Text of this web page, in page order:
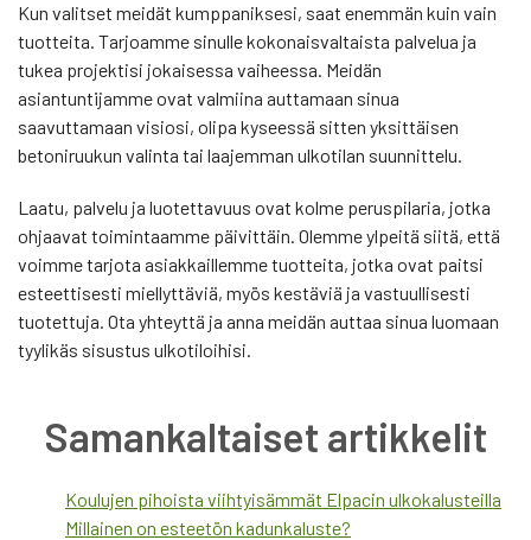
Kun valitset meidät kumppaniksesi, saat enemmän kuin vain
tuotteita. Tarjoamme sinulle kokonaisvaltaista palvelua ja
tukea projektisi jokaisessa vaiheessa. Meidän
asiantuntijamme ovat valmiina auttamaan sinua
saavuttamaan visiosi, olipa kyseessä sitten yksittäisen
betoniruukun valinta tai laajemman ulkotilan suunnittelu.
Laatu, palvelu ja luotettavuus ovat kolme peruspilaria, jotka
ohjaavat toimintaamme päivittäin. Olemme ylpeitä siitä, että
voimme tarjota asiakkaillemme tuotteita, jotka ovat paitsi
esteettisesti miellyttäviä, myös kestäviä ja vastuullisesti
tuotettuja. Ota yhteyttä ja anna meidän auttaa sinua luomaan
tyylikäs sisustus ulkotiloihisi.
Samankaltaiset artikkelit
Koulujen pihoista viihtyisämmät Elpacin ulkokalusteilla
Millainen on esteetön kadunkaluste?